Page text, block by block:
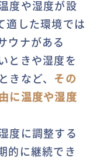
度や湿度が設
適した環境では
ウナがある
ときや湿度を
など、 その
に温度や湿度
度に調整する
的に継続でき